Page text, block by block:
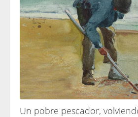
Un pobre pescador,